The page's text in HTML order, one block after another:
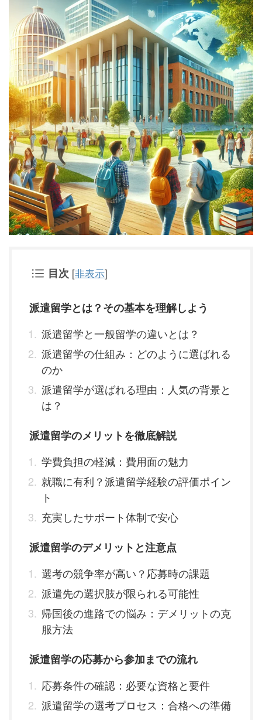
目次 [非表示]
派遣留学とは？その基本を理解しよう
派遣留学と一般留学の違いとは？
派遣留学の仕組み：どのように選ばれる
のか
派遣留学が選ばれる理由：人気の背景と
は？
派遣留学のメリットを徹底解説
学費負担の軽減：費用面の魅力
就職に有利？派遣留学経験の評価ポイン
ト
充実したサポート体制で安心
派遣留学のデメリットと注意点
選考の競争率が高い？応募時の課題
派遣先の選択肢が限られる可能性
帰国後の進路での悩み：デメリットの克
服方法
派遣留学の応募から参加までの流れ
応募条件の確認：必要な資格と要件
派遣留学の選考プロセス：合格への準備